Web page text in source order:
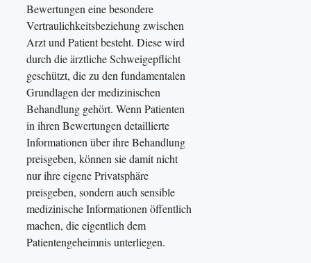
Bewertungen eine besondere
Vertraulichkeitsbeziehung zwischen
Arzt und Patient besteht. Diese wird
durch die ärztliche Schweigepflicht
geschützt, die zu den fundamentalen
Grundlagen der medizinischen
Behandlung gehört. Wenn Patienten
in ihren Bewertungen detaillierte
Informationen über ihre Behandlung
preisgeben, können sie damit nicht
nur ihre eigene Privatsphäre
preisgeben, sondern auch sensible
medizinische Informationen öffentlich
machen, die eigentlich dem
Patientengeheimnis unterliegen.